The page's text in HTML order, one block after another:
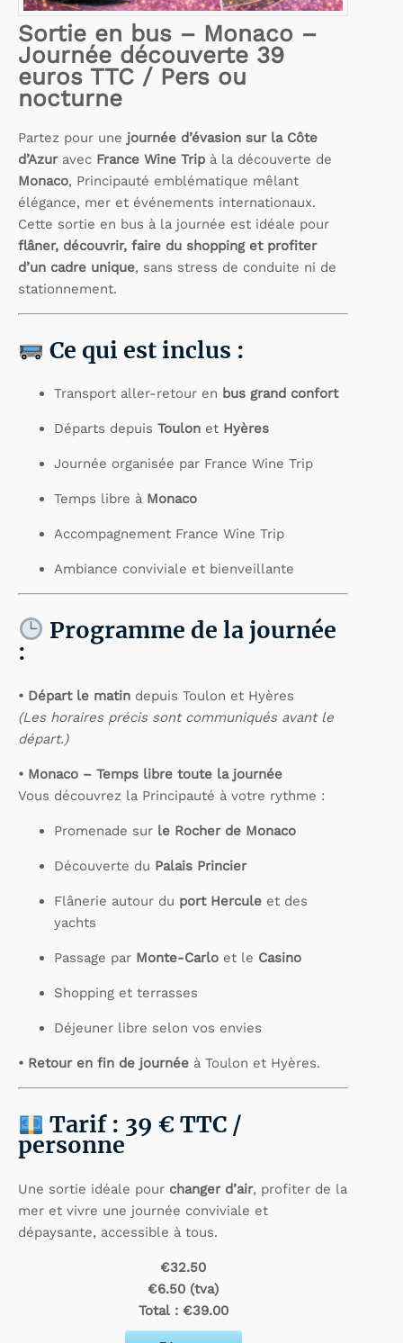
Sortie en bus – Monaco –
Journée découverte 39
euros TTC / Pers ou
nocturne
Partez pour une journée d’évasion sur la Côte
d’Azuravec France Wine Trip à la découverte de
Monaco, Principauté emblématique mêlant
élégance, mer et événements internationaux.
Cette sortie en bus à la journée est idéale pour
flâner, découvrir, faire du shopping et profiter
d’un cadre unique, sans stress de conduite ni de
stationnement.
Ce qui est inclus :
Transport aller-retour en bus grand confort
Départs depuis Toulon et Hyères
Journée organisée par France Wine Trip
Temps libre à Monaco
Accompagnement France Wine Trip
Ambiance conviviale et bienveillante
Programme de la journée
:
• Départ le matin depuis Toulon et Hyères
(Les horaires précis sont communiqués avant le
départ.)
• Monaco – Temps libre toute la journée
Vous découvrez la Principauté à votre rythme :
Promenade sur le Rocher de Monaco
Découverte du Palais Princier
Flânerie autour du port Hercule et des
yachts
Passage par Monte-Carlo et le Casino
Shopping et terrasses
Déjeuner libre selon vos envies
• Retour en fin de journée à Toulon et Hyères.
Tarif : 39 € TTC /
personne
Une sortie idéale pour changer d’air, profiter de la
mer et vivre une journée conviviale et
dépaysante, accessible à tous.
€32.50
€6.50 (tva)
Total : €39.00